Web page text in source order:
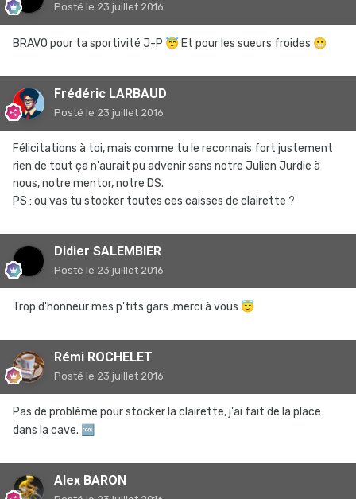
Posté le 23 juillet 2016
BRAVO pour ta sportivité J-P 😇 Et pour les sueurs froides 😬
Frédéric LARBAUD
Posté le 23 juillet 2016
Félicitations à toi, mais comme tu le reconnais fort justement
rien de tout ça n'aurait pu advenir sans notre Julien Jurdie à
nous, notre mentor, notre DS.
PS : ou vas tu stocker toutes ces caisses de clairette ?
Didier SALEMBIER
Posté le 23 juillet 2016
Trop d'honneur mes p'tits gars ,merci à vous 😇
Rémi ROCHELET
Posté le 23 juillet 2016
Pas de problème pour stocker la clairette, j'ai fait de la place
dans la cave. 🆒
Alex BARON